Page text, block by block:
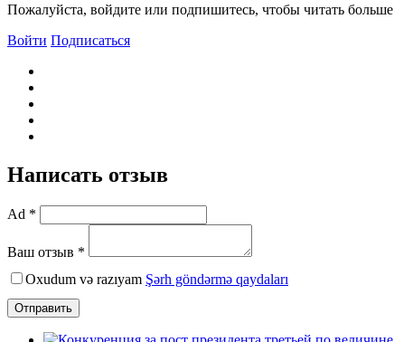
Пожалуйста, войдите или подпишитесь, чтобы читать больше
Войти Подписаться
Написать отзыв
Ad *
Ваш отзыв *
Oxudum və razıyam Şərh göndərmə qaydaları
Отправить